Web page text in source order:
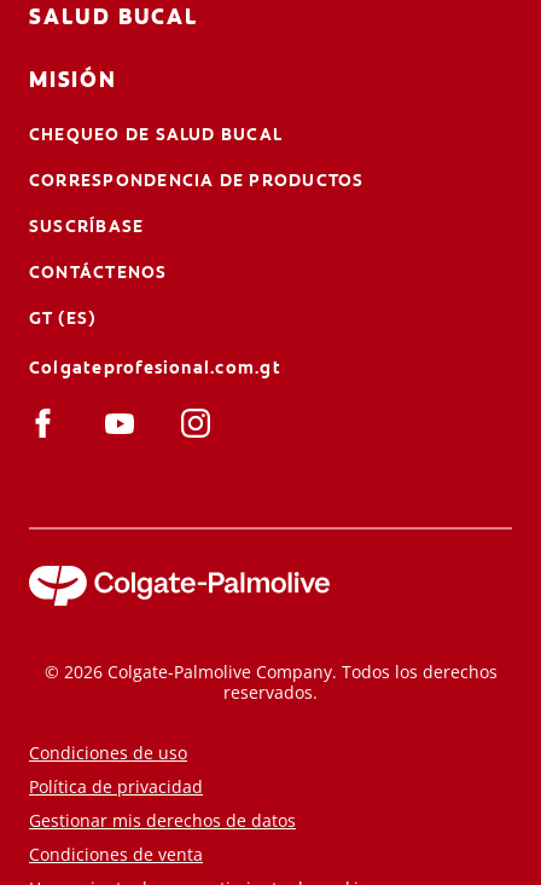
SALUD BUCAL
MISIÓN
CHEQUEO DE SALUD BUCAL
CORRESPONDENCIA DE PRODUCTOS
SUSCRÍBASE
CONTÁCTENOS
GT (ES)
Colgateprofesional.com.gt
© 2026 Colgate-Palmolive Company. Todos los derechos
reservados.
Condiciones de uso
Política de privacidad
Gestionar mis derechos de datos
Condiciones de venta